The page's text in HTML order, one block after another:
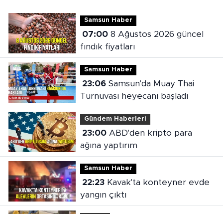
Samsun Haber
07:008 Ağustos 2026 güncel
fındık fiyatları
Samsun Haber
23:06Samsun'da Muay Thai
Turnuvası heyecanı başladı
Gündem Haberleri
23:00ABD'den kripto para
ağına yaptırım
Samsun Haber
22:23Kavak'ta konteyner evde
yangın çıktı